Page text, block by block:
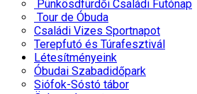
Pünkösdfürdői Családi Futónap
Tour de Óbuda
Családi Vizes Sportnapot
Terepfutó és Túrafesztivál
Létesítményeink
Óbudai Szabadidőpark
Siófok-Sóstó tábor